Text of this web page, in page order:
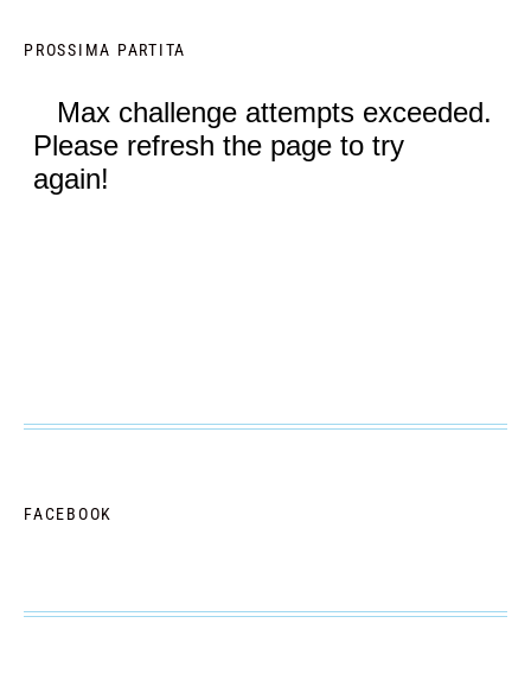
PROSSIMA PARTITA
FACEBOOK